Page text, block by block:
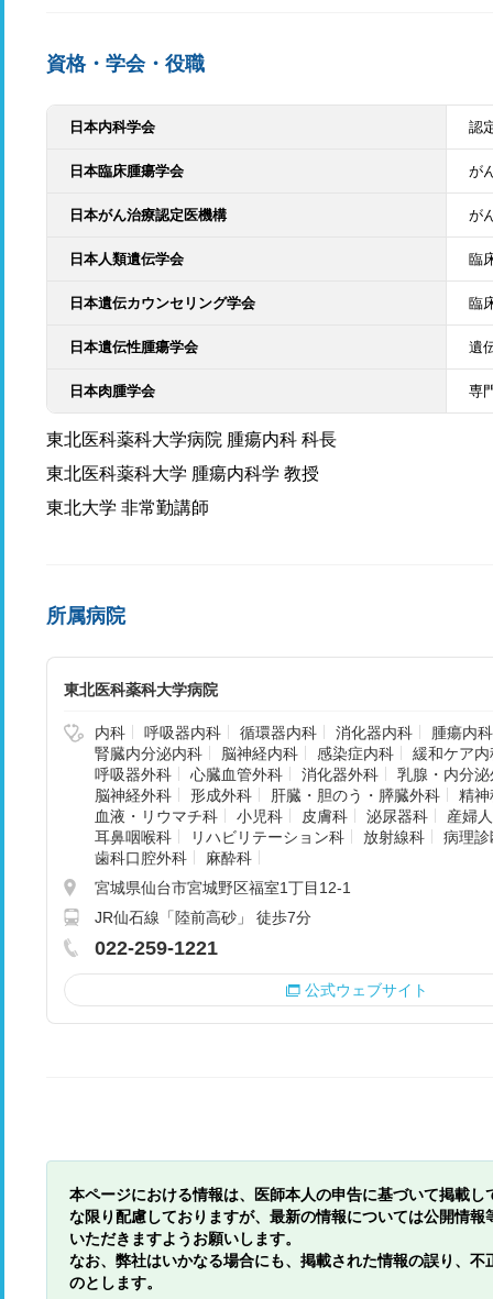
資格・学会・役職
日本内科学会 認
日本臨床腫瘍学会 が
日本がん治療認定医機構 が
日本人類遺伝学会 臨
日本遺伝カウンセリング学会 臨
日本遺伝性腫瘍学会 遺
日本肉腫学会 専
東北医科薬科大学病院 腫瘍内科 科長
東北医科薬科大学 腫瘍内科学 教授
東北大学 非常勤講師
所属病院
東北医科薬科大学病院
内科 呼吸器内科 循環器内科 消化器内科
腫瘍内科
腎臓内分泌内科
脳神経内科 感染症内科
緩和ケア内
呼吸器外科
心臓血管外科 消化器外科
乳腺・内分泌
脳神経外科
形成外科 肝臓・胆のう・膵臓外科
精神
血液・リウマチ科
小児科 皮膚科 泌尿器科
産婦
耳鼻咽喉科
リハビリテーション科 放射線科
病理診
歯科口腔外科
麻酔科
宮城県仙台市宮城野区福室1丁目12-1
JR仙石線「陸前高砂」 徒歩7分
022-259-1221
公式ウェブサイト
本ページにおける情報は、医師本人の申告に基づいて掲載
な限り配慮しておりますが、最新の情報については公開情
いただきますようお願いします。
なお、弊社はいかなる場合にも、掲載された情報の誤り、
のとします。